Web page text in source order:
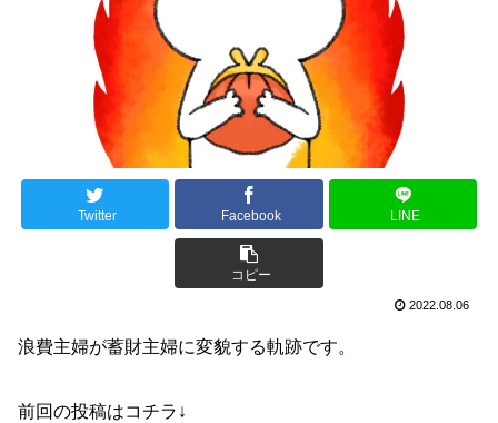
Twitter Facebook LINE
コピー
2022.08.06
浪費主婦が蓄財主婦に変貌する軌跡です。
前回の投稿はコチラ↓